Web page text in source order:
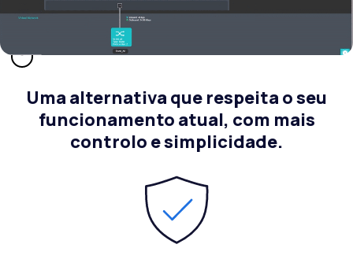
Role para baixo
Uma alternativa que respeita o seu
funcionamento atual, com mais
controlo e simplicidade.